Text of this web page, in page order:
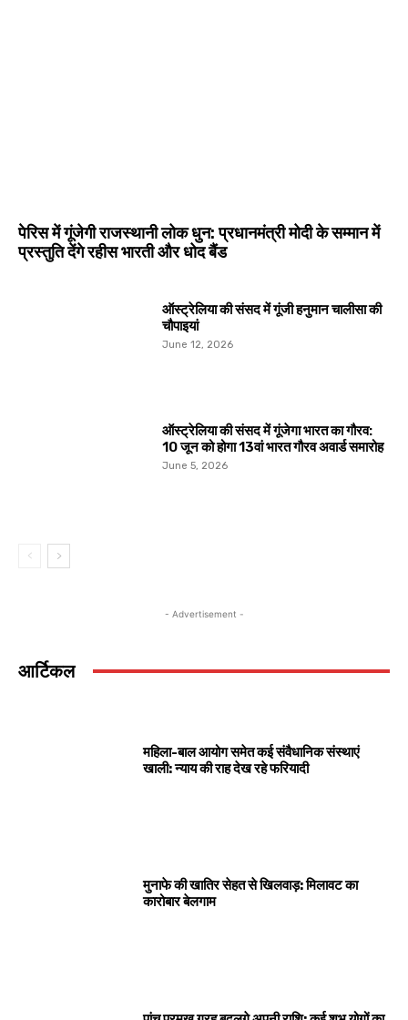
पेरिस में गूंजेगी राजस्थानी लोक धुन: प्रधानमंत्री मोदी के सम्मान में
प्रस्तुति देंगे रहीस भारती और धोद बैंड
ऑस्ट्रेलिया की संसद में गूंजी हनुमान चालीसा की
चौपाइयां
June 12, 2026
ऑस्ट्रेलिया की संसद में गूंजेगा भारत का गौरव:
10 जून को होगा 13वां भारत गौरव अवार्ड समारोह
June 5, 2026
- Advertisement -
आर्टिकल
महिला-बाल आयोग समेत कई संवैधानिक संस्थाएं
खाली: न्याय की राह देख रहे फरियादी
मुनाफे की खातिर सेहत से खिलवाड़: मिलावट का
कारोबार बेलगाम